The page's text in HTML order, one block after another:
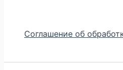
Соглашение об